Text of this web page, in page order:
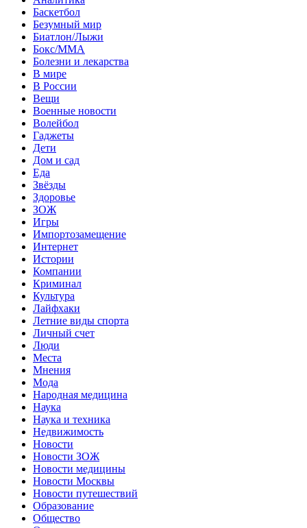
Баскетбол
Безумный мир
Биатлон/Лыжи
Бокс/MMA
Болезни и лекарства
В мире
В России
Вещи
Военные новости
Волейбол
Гаджеты
Дети
Дом и сад
Еда
Звёзды
Здоровье
ЗОЖ
Игры
Импортозамещение
Интернет
Истории
Компании
Криминал
Культура
Лайфхаки
Летние виды спорта
Личный счет
Люди
Места
Мнения
Мода
Народная медицина
Наука
Наука и техника
Недвижимость
Новости
Новости ЗОЖ
Новости медицины
Новости Москвы
Новости путешествий
Образование
Общество